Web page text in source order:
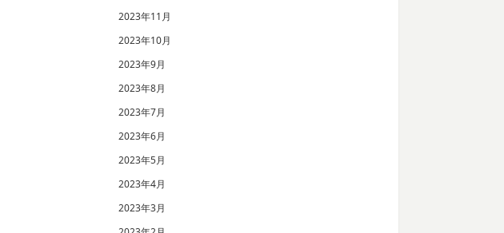
2023年11月
2023年10月
2023年9月
2023年8月
2023年7月
2023年6月
2023年5月
2023年4月
2023年3月